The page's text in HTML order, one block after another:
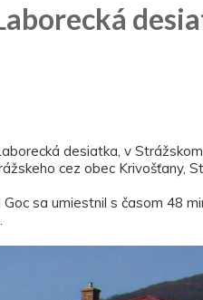
desiatka, v
cez obec Krivošťany,
sa umiestnil s časom 48